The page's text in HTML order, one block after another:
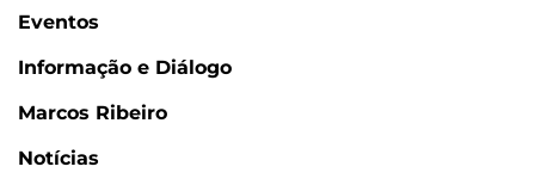
Eventos
Informação e Diálogo
Marcos Ribeiro
Notícias